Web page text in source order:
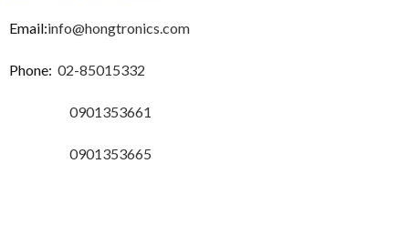
Email:info@hongtronics.com
Phone: 02-85015332
0901353661
0901353665